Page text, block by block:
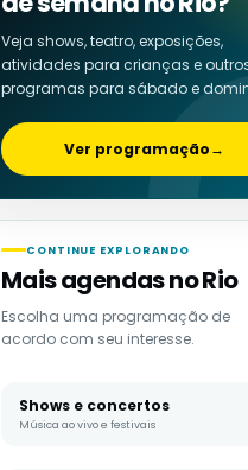
Veja shows, teatro, exposições,
atividades para crianças e
programas para sábado e
Ver programação→
CONTINUE EXPLORANDO
Mais agendas no Rio
Escolha uma programação de
acordo com seu interesse.
Shows e concertos
Música ao vivo e festivais